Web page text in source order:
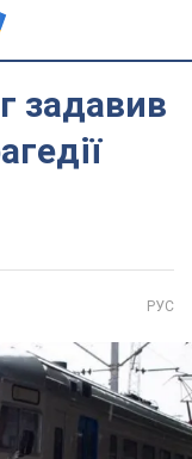
задавив
РУС